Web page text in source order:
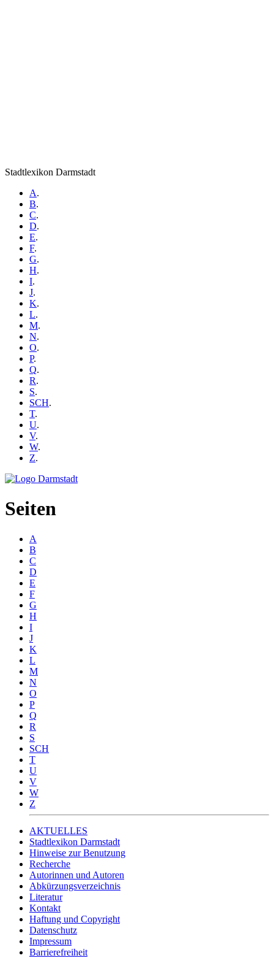
Stadtlexikon Darmstadt
A.
B.
C.
D.
E.
F.
G.
H.
I.
J.
K.
L.
M.
N.
O.
P.
Q.
R.
S.
SCH.
T.
U.
V.
W.
Z.
Seiten
A
B
C
D
E
F
G
H
I
J
K
L
M
N
O
P
Q
R
S
SCH
T
U
V
W
Z
AKTUELLES
Stadtlexikon Darmstadt
Hinweise zur Benutzung
Recherche
Autorinnen und Autoren
Abkürzungsverzeichnis
Literatur
Kontakt
Haftung und Copyright
Datenschutz
Impressum
Barrierefreiheit